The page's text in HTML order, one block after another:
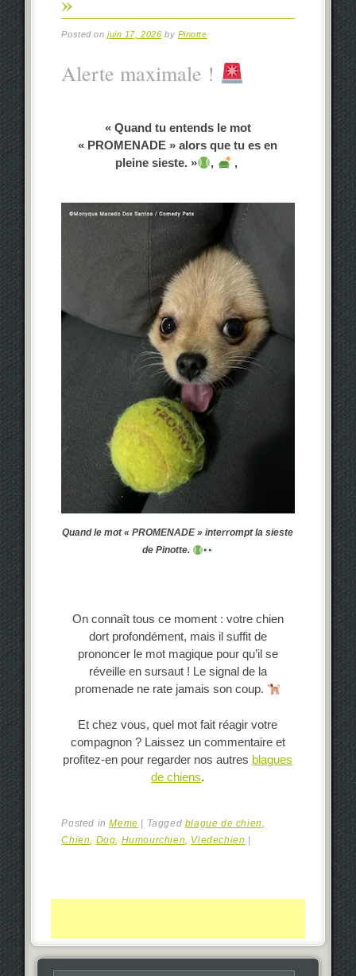
Posted onjuin 17, 2026 by Pinotte
Alerte maximale !
« Quand tu entends le mot
« PROMENADE » alors que tu es en
pleine sieste. »
, ,
Quand le mot « PROMENADE » interrompt la sieste
de Pinotte.
On connaît tous ce moment : votre chien
dort profondément, mais il suffit de
prononcer le mot magique pour qu’il se
réveille en sursaut ! Le signal de la
promenade ne rate jamais son coup.
Et chez vous, quel mot fait réagir votre
compagnon ? Laissez un commentaire et
profitez-en pour regarder nos autres blagues
de chiens.
Posted inMeme Tagged blague de chien,
Chien, Dog, Humourchien, Viedechien